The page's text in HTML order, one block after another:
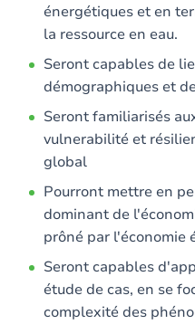
énergétiques et en
la ressource en eau.
Seront capables de
démographiques et
Seront familiarisés
vulnerabilité et
global
Pourront mettre en
dominant de
prôné par l'économie
Seront capables
étude de cas, en se
complexité des